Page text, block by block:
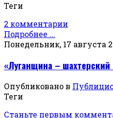
Теги
2 комментарии
Подробнее ...
Понедельник, 17 августа
«Луганщина – шахтерский
Опубликовано в
Теги
Станьте первым